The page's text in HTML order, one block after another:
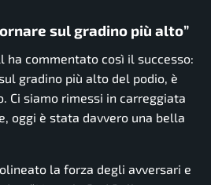
sul gradino più alto”
ha commentato così il successo:
gradino più alto del podio, è
Ci siamo rimessi in carreggiata
oggi è stata davvero una bella
la forza degli avversari e